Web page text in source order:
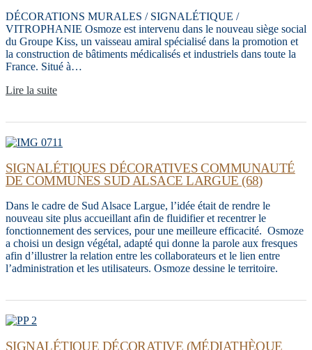
DÉCORATIONS MURALES / SIGNALÉTIQUE /
VITROPHANIE Osmoze est intervenu dans le nouveau siège social
du Groupe Kiss, un vaisseau amiral spécialisé dans la promotion et
la construction de bâtiments médicalisés et industriels dans toute la
France. Situé à…
Lire la suite
SIGNALÉTIQUES DÉCORATIVES COMMUNAUTÉ
DE COMMUNES SUD ALSACE LARGUE (68)
Dans le cadre de Sud Alsace Largue, l’idée était de rendre le
nouveau site plus accueillant afin de fluidifier et recentrer le
fonctionnement des services, pour une meilleure efficacité. Osmoze
a choisi un design végétal, adapté qui donne la parole aux fresques
afin d’illustrer la relation entre les collaborateurs et le lien entre
l’administration et les utilisateurs. Osmoze dessine le territoire.
SIGNALÉTIQUE DÉCORATIVE (MÉDIATHÈQUE